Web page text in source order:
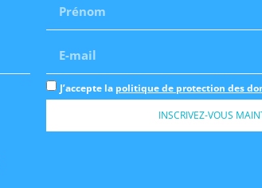
J’accepte la politique de protection des
INSCRIVEZ-VOUS